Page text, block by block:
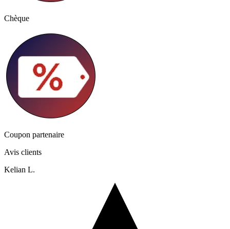
Chèque
Coupon partenaire
Avis clients
Kelian L.